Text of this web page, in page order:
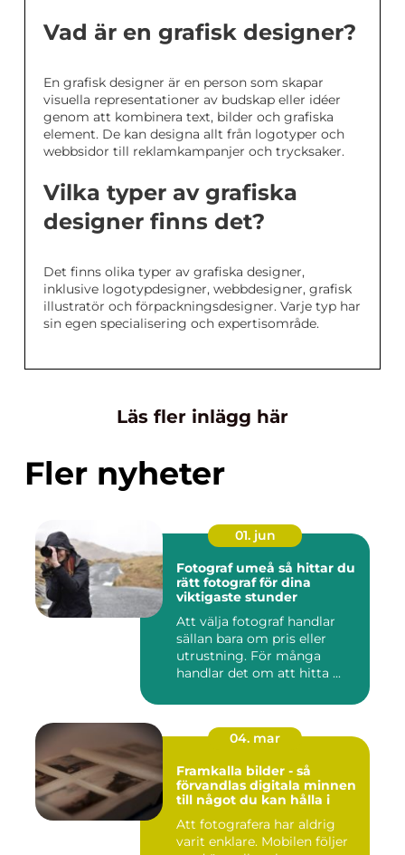
Vad är en grafisk designer?
En grafisk designer är en person som skapar
visuella representationer av budskap eller idéer
genom att kombinera text, bilder och grafiska
element. De kan designa allt från logotyper och
webbsidor till reklamkampanjer och trycksaker.
Vilka typer av grafiska
designer finns det?
Det finns olika typer av grafiska designer,
inklusive logotypdesigner, webbdesigner, grafisk
illustratör och förpackningsdesigner. Varje typ har
sin egen specialisering och expertisområde.
Läs fler inlägg här
Fler nyheter
01. jun
Fotograf umeå så hittar du
rätt fotograf för dina
viktigaste stunder
Att välja fotograf handlar
sällan bara om pris eller
utrustning. För många
handlar det om att hitta ...
04. mar
Framkalla bilder - så
förvandlas digitala minnen
till något du kan hålla i
Att fotografera har aldrig
varit enklare. Mobilen följer